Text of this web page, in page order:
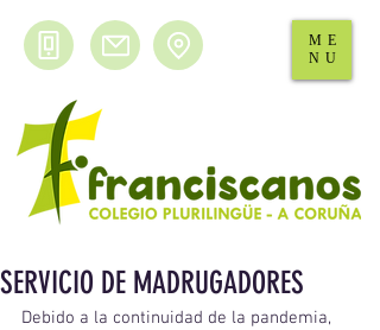
ME
NU
SERVICIO DE MADRUGADORES
Debido a la continuidad de la pandemia,